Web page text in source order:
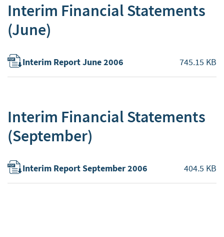
Interim Financial Statements
(June)
Interim Report June 2006 745.15 KB
Interim Financial Statements
(September)
Interim Report September 2006 404.5 KB